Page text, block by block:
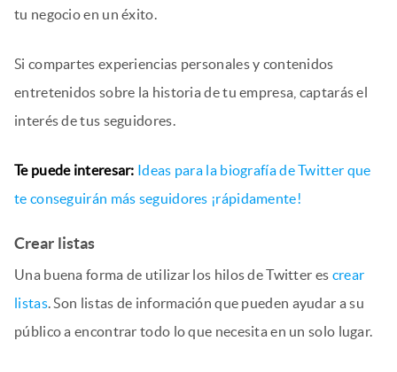
tu negocio en un éxito.
Si compartes experiencias personales y contenidos
entretenidos sobre la historia de tu empresa, captarás el
interés de tus seguidores.
Te puede interesar: Ideas para la biografía de Twitter que
te conseguirán más seguidores ¡rápidamente!
Crear listas
Una buena forma de utilizar los hilos de Twitter es crear
listas. Son listas de información que pueden ayudar a su
público a encontrar todo lo que necesita en un solo lugar.